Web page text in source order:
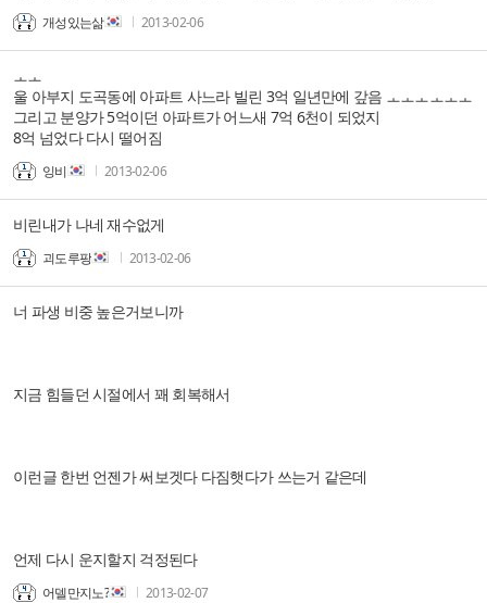
개성있는삶 2013-02-06
ㅗㅗ
울 아부지 도곡동에 아파트 사느라 빌린 3억 일년만에 갚음 ㅗㅗㅗㅗㅗㅗ
그리고 분양가 5억이던 아파트가 어느새 7억 6천이 되었지
8억 넘었다 다시 떨어짐
잉비 2013-02-06
비린내가 나네 재수없게
괴도루팡 2013-02-06
너 파생 비중 높은거보니까
지금 힘들던 시절에서 꽤 회복해서
이런글 한번 언젠가 써보겟다 다짐햇다가 쓰는거 같은데
언제 다시 운지할지 걱정된다
어델만지노? 2013-02-07